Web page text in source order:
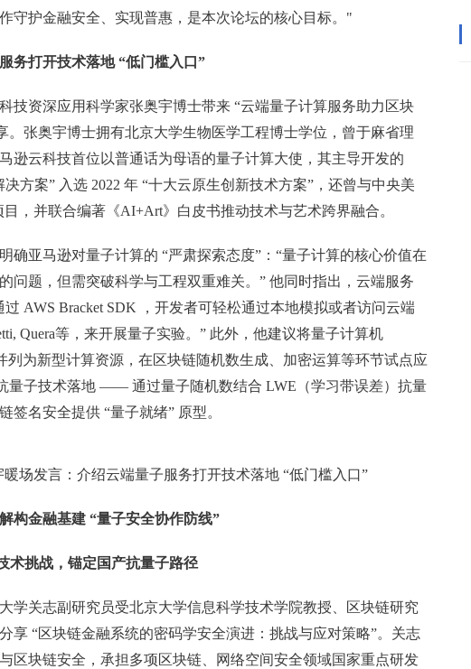
守护金融安全、实现普惠，是本次论坛的核心目标。"
务打开技术落地 “低门槛入口”
技资深应用科学家张奥宇博士带来 “云端量子计算服务助力区块
。张奥宇博士拥有北京大学生物医学工程博士学位，曾于麻省理
逊云科技首位以普通话为母语的量子计算大使，其主导开发的
方案” 入选 2022 年 “十大云原生创新技术方案”，还曾与中央美
，并联合编著《AI+Art》白皮书推动技术与艺术跨界融合。
确亚马逊对量子计算的 “严肃探索态度”：“量子计算的核心价值在
问题，但需突破科学与工程双重难关。” 他同时指出，云端服务
AWS Bracket SDK ，开发者可轻松通过本地模拟或者访问云端
Quera等，来开展量子实验。” 此外，他建议将量子计算机
列为新型计算资源，在区块链随机数生成、加密运算等环节试点应
量子技术落地 —— 通过量子随机数结合 LWE（学习带误差）抗量
签名安全提供 “量子就绪” 原型。
暖场发言：介绍云端量子服务打开技术落地 “低门槛入口”
构金融基建 “量子安全协作防线”
术挑战，锚定国产抗量子路径
学关志副研究员受北京大学信息科学技术学院教授、区块链研究
享 “区块链金融系统的密码学安全演进：挑战与应对策略”。关志
区块链安全，承担多项区块链、网络空间安全领域国家重点研发